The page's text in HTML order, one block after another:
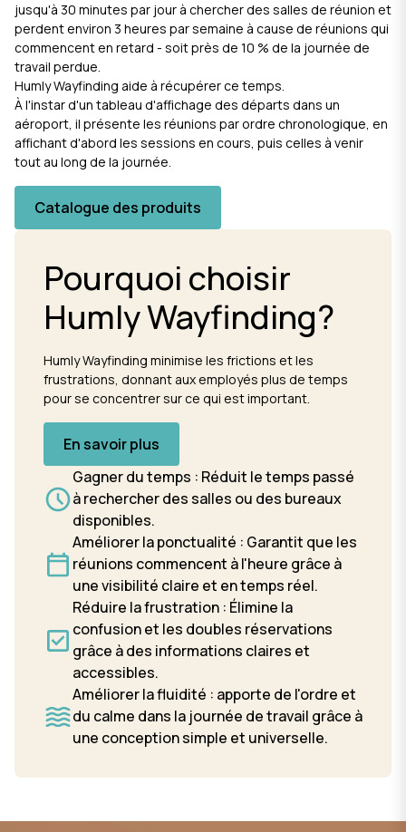
jusqu'à 30 minutes par jour à chercher des salles de réunion et
perdent environ 3 heures par semaine à cause de réunions qui
commencent en retard - soit près de 10 % de la journée de
travail perdue.
Humly Wayfinding aide à récupérer ce temps.
À l'instar d'un tableau d'affichage des départs dans un
aéroport, il présente les réunions par ordre chronologique, en
affichant d'abord les sessions en cours, puis celles à venir
tout au long de la journée.
Catalogue des produits
Pourquoi choisir
Humly Wayfinding?
Humly Wayfinding minimise les frictions et les
frustrations, donnant aux employés plus de temps
pour se concentrer sur ce qui est important.
En savoir plus
Gagner du temps : Réduit le temps passé
à rechercher des salles ou des bureaux
disponibles.
Améliorer la ponctualité : Garantit que les
réunions commencent à l'heure grâce à
une visibilité claire et en temps réel.
Réduire la frustration : Élimine la
confusion et les doubles réservations
grâce à des informations claires et
accessibles.
Améliorer la fluidité : apporte de l'ordre et
du calme dans la journée de travail grâce à
une conception simple et universelle.